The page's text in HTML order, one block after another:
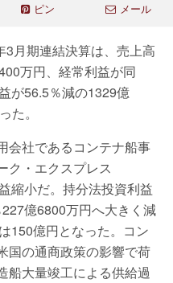
ピン メール
月期連結決算は、売上高
万円、経常利益が同
が56.5％減の1329億
た。
会社であるコンテナ船事
ク・エクスプレス
縮小だ。持分法投資利益
億6800万円へ大きく減
150億円となった。コン
国の通商政策の影響で荷
船大量竣工による供給過